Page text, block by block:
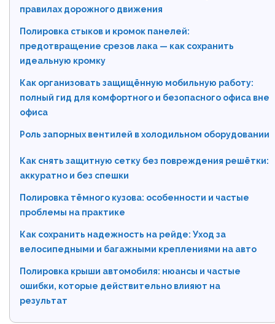
правилах дорожного движения
Полировка стыков и кромок панелей:
предотвращение срезов лака — как сохранить
идеальную кромку
Как организовать защищённую мобильную работу:
полный гид для комфортного и безопасного офиса вне
офиса
Роль запорных вентилей в холодильном оборудовании
Как снять защитную сетку без повреждения решётки:
аккуратно и без спешки
Полировка тёмного кузова: особенности и частые
проблемы на практике
Как сохранить надежность на рейде: Уход за
велосипедными и багажными креплениями на авто
Полировка крыши автомобиля: нюансы и частые
ошибки, которые действительно влияют на
результат